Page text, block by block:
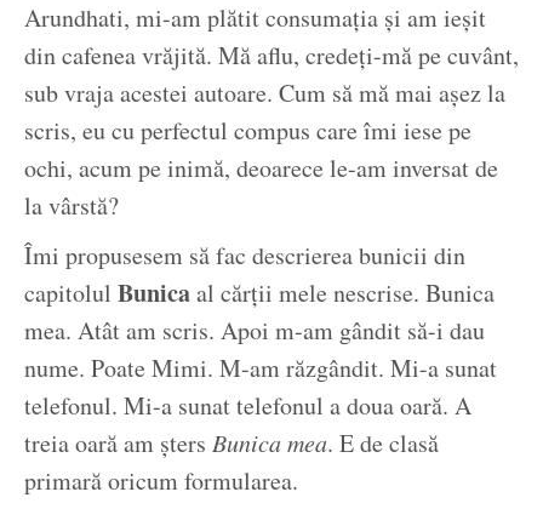
Arundhati, mi-am plătit consumația și am ieșit
din cafenea vrăjită. Mă aflu, credeți-mă pe cuvânt,
sub vraja acestei autoare. Cum să mă mai așez la
scris, eu cu perfectul compus care îmi iese pe
ochi, acum pe inimă, deoarece le-am inversat de
la vârstă?
Îmi propusesem să fac descrierea bunicii din
capitolul Bunicaal cărții mele nescrise. Bunica
mea. Atât am scris. Apoi m-am gândit să-i dau
nume. Poate Mimi. M-am răzgândit. Mi-a sunat
telefonul. Mi-a sunat telefonul a doua oară. A
treia oară am șters Bunica mea. E de clasă
primară oricum formularea.